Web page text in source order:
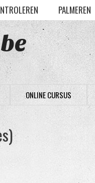
PALMEREN
ONLINE CURSUS